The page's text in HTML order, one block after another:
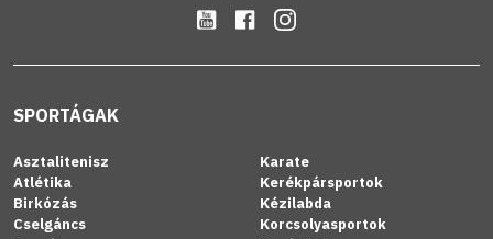
SPORTÁGAK
Asztalitenisz
Atlétika
Birkózás
Cselgáncs
Karate
Kerékpársportok
Kézilabda
Korcsolyasportok